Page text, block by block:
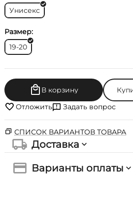
Унисекс
Размер:
19-20
В корзину
Отложить
Задать вопрос
СПИСОК ВАРИАНТОВ ТОВАРА
Доставка
Варианты оплаты